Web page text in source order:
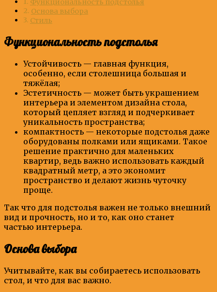
Функциональность подстолья
Основа выбора
Стиль
Функциональность подстолья
Устойчивость — главная функция,
особенно, если столешница большая и
тяжёлая;
Эстетичность — может быть украшением
интерьера и элементом дизайна стола,
который цепляет взгляд и подчеркивает
уникальность пространства;
компактность — некоторые подстолья даже
оборудованы полками или ящиками. Такое
решение практично для маленьких
квартир, ведь важно использовать каждый
квадратный метр, а это экономит
пространство и делают жизнь чуточку
проще.
Так что для подстолья важен не только внешний
вид и прочность, но и то, как оно станет
частью интерьера.
Основа выбора
Учитывайте, как вы собираетесь использовать
стол, и что для вас важно.